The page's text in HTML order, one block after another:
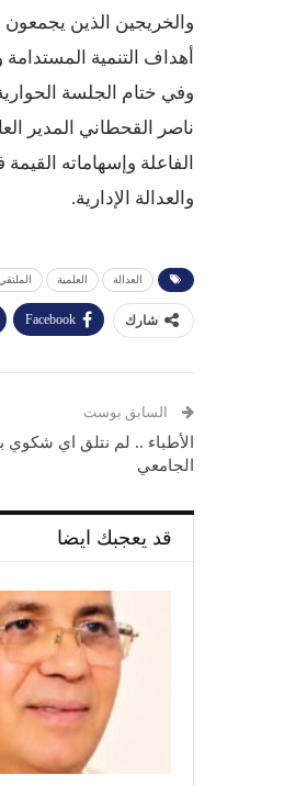
والخريجين الذين يجمعون
أهداف التنمية المستدامة
وفي ختام الجلسة
ناصر القحطاني المدير
الفاعلة وإسهاماته
والعدالة الإدارية.
العدالة العلمية
شارك Facebook
السابق بوست
الأطباء .. لم نتلق اي
الجامعي
قد يعجبك ايضا